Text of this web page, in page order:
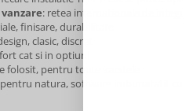
: retea internationala de
finisare, durabilitate
clasic, discret
cat si in optiuni
folosit, pentru toate varstele
natura, software imbunatatit